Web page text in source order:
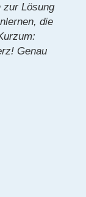
zur Lösung
die
Genau